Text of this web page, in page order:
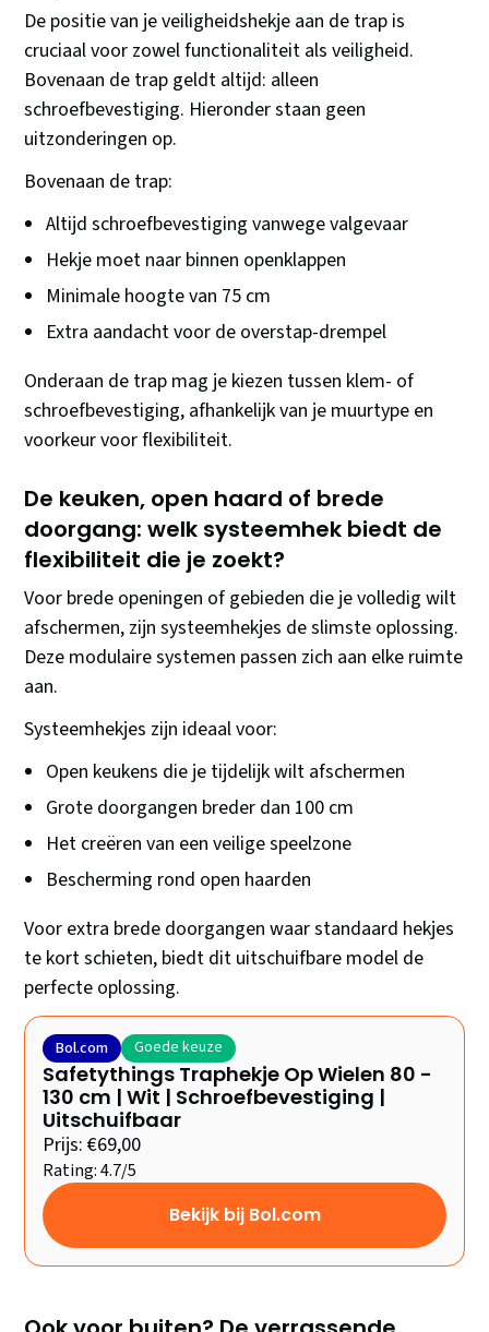
De positie van je veiligheidshekje aan de trap is
cruciaal voor zowel functionaliteit als veiligheid.
Bovenaan de trap geldt altijd: alleen
schroefbevestiging. Hieronder staan geen
uitzonderingen op.
Bovenaan de trap:
Altijd schroefbevestiging vanwege valgevaar
Hekje moet naar binnen openklappen
Minimale hoogte van 75 cm
Extra aandacht voor de overstap-drempel
Onderaan de trap mag je kiezen tussen klem- of
schroefbevestiging, afhankelijk van je muurtype en
voorkeur voor flexibiliteit.
De keuken, open haard of brede
doorgang: welk systeemhek biedt de
flexibiliteit die je zoekt?
Voor brede openingen of gebieden die je volledig wilt
afschermen, zijn systeemhekjes de slimste oplossing.
Deze modulaire systemen passen zich aan elke ruimte
aan.
Systeemhekjes zijn ideaal voor:
Open keukens die je tijdelijk wilt afschermen
Grote doorgangen breder dan 100 cm
Het creëren van een veilige speelzone
Bescherming rond open haarden
Voor extra brede doorgangen waar standaard hekjes
te kort schieten, biedt dit uitschuifbare model de
perfecte oplossing.
Bol.com Goede keuze
Safetythings Traphekje Op Wielen 80 -
130 cm | Wit | Schroefbevestiging |
Uitschuifbaar
Prijs: €69,00
Rating: 4.7/5
Bekijk bij Bol.com